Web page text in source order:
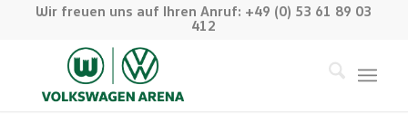
Wir freuen uns auf Ihren Anruf: +49 (0) 53 61 89 03
412